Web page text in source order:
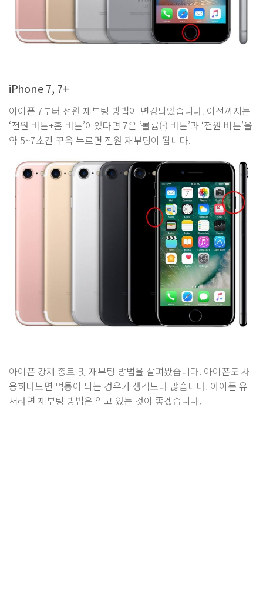
iPhone 7, 7+
아이폰 7부터 전원 재부팅 방법이 변경되었습니다. 이전까지는
‘전원 버튼+홈 버튼’이었다면 7은 ‘볼륨(-) 버튼’과 ‘전원 버튼’을
약 5~7초간 꾸욱 누르면 전원 재부팅이 됩니다.
아이폰 강제 종료 및 재부팅 방법을 살펴봤습니다. 아이폰도 사
용하다보면 먹통이 되는 경우가 생각보다 많습니다. 아이폰 유
저라면 재부팅 방법은 알고 있는 것이 좋겠습니다.